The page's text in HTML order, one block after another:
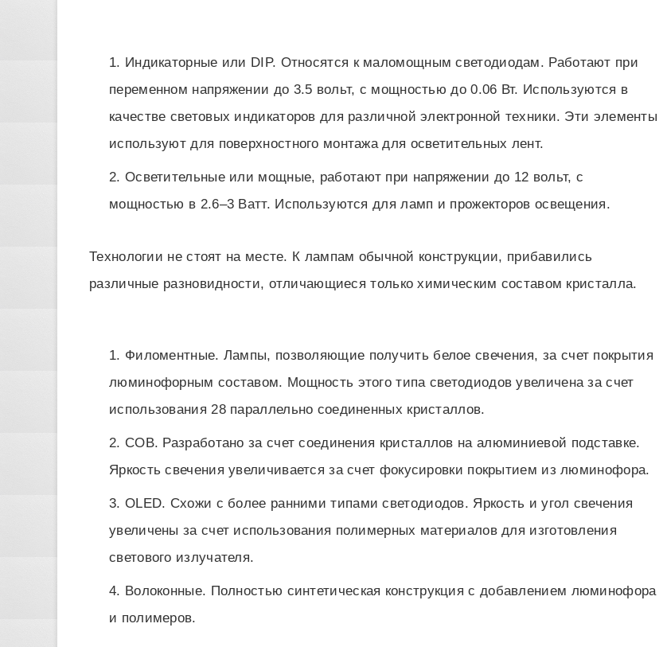
Индикаторные или DIP. Относятся к маломощным светодиодам. Работают при
переменном напряжении до 3.5 вольт, с мощностью до 0.06 Вт. Используются в
качестве световых индикаторов для различной электронной техники. Эти элементы
используют для поверхностного монтажа для осветительных лент.
Осветительные или мощные, работают при напряжении до 12 вольт, с
мощностью в 2.6–3 Ватт. Используются для ламп и прожекторов освещения.
Технологии не стоят на месте. К лампам обычной конструкции, прибавились
различные разновидности, отличающиеся только химическим составом кристалла.
Филоментные. Лампы, позволяющие получить белое свечения, за счет покрытия
люминофорным составом. Мощность этого типа светодиодов увеличена за счет
использования 28 параллельно соединенных кристаллов.
COB. Разработано за счет соединения кристаллов на алюминиевой подставке.
Яркость свечения увеличивается за счет фокусировки покрытием из люминофора.
OLED. Схожи с более ранними типами светодиодов. Яркость и угол свечения
увеличены за счет использования полимерных материалов для изготовления
светового излучателя.
Волоконные. Полностью синтетическая конструкция с добавлением люминофора
и полимеров.